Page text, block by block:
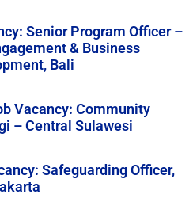
Senior Program Officer –
& Business
Bali
Vacancy: Community
– Central Sulawesi
Safeguarding Officer,